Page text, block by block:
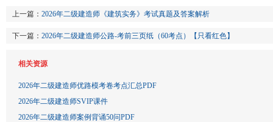
上一篇： 2026年二级建造师《建筑实务》考试真题及答案解析
下一篇： 2026年二级建造师公路-考前三页纸（60考点）【只看红色】
相关资源
2026年二级建造师优路模考卷考点汇总PDF
2026年二级建造师SVIP课件
2026年二级建造师案例背诵50问PDF